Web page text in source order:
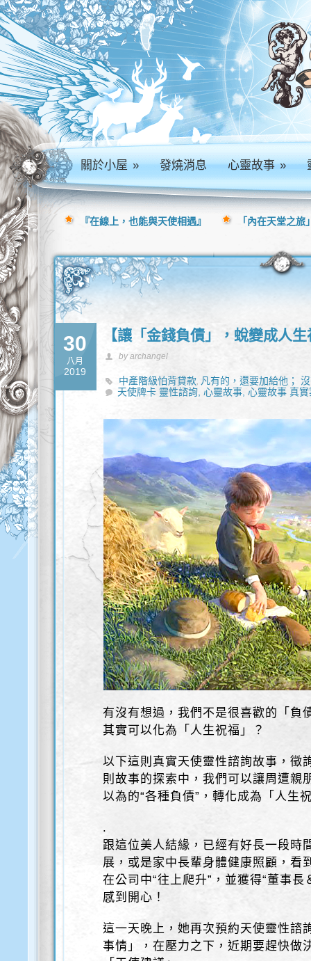
關於小屋» 發燒消息 心靈故事»
30
八月
2019
【讓「金錢負債」，蛻變成人
by archangel
中產階級怕背貸款, 凡有的，還要加給他；
巴不得多借點錢,窮爸爸富爸爸,還款計畫,金
天使牌卡 靈性諮詢,心靈故事,心靈故事 真
有沒有想過，我們不是很喜歡的「負
其實可以化為「人生祝福」？
以下這則真實天使靈性諮詢故事，徵
則故事的探索中，我們可以讓周遭親
以為的“各種負債”，轉化成為「人生
.
跟這位美人結緣，已經有好長一段時
展，或是家中長輩身體健康照顧，看
在公司中“往上爬升”，並獲得“董事
感到開心！
這一天晚上，她再次預約天使靈性諮
事情」，在壓力之下，近期要趕快做
『在線上，也能與天使相遇』 「內在天堂之